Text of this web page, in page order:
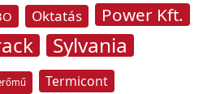
Oktatás Power Kft.
Sylvania
Termicont